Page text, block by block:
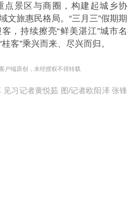
点景区与商圈，构建起城乡协
文旅惠民格局。“三月三”假期期
，持续擦亮“鲜美湛江”城市名
客”乘兴而来、尽兴而归。
户端原创，未经授权不得转载
见习记者黄悦茹 图/记者欧阳泽 张锋